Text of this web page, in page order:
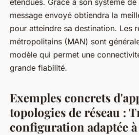
étendues. Grâce à son système
message envoyé obtiendra la
pour atteindre sa destination. Les
métropolitains (MAN) sont
modèle qui permet une
grande fiabilité.
Exemples concrets
topologies de réseau :
configuration adaptée